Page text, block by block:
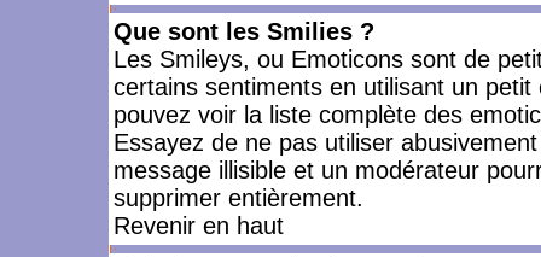
Que sont les Smilies ?
Les Smileys, ou Emoticons sont de
certains sentiments en utilisant un
pouvez voir la liste complète des
Essayez de ne pas utiliser
message illisible et un modérateur
supprimer entièrement.
Revenir en haut